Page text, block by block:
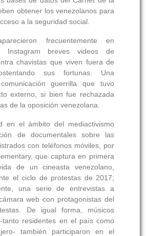
obtener los venezolanos para
a la seguridad social.
frecuentemente en
Instagram breves videos de
chavistas que viven fuera de
sus fortunas. Una
guerrilla que tuvo
externo, si bien fue rechazada
de la oposición venezolana.
en el ámbito del mediactivismo
de documentales sobre las
con teléfonos móviles, por
que captura en primera
de un cineasta venezolano,
el ciclo de protestas de 2017;
una serie de entrevistas a
web con protagonistas del
De igual forma, músicos
tanto residentes en el país como
también participaron en el